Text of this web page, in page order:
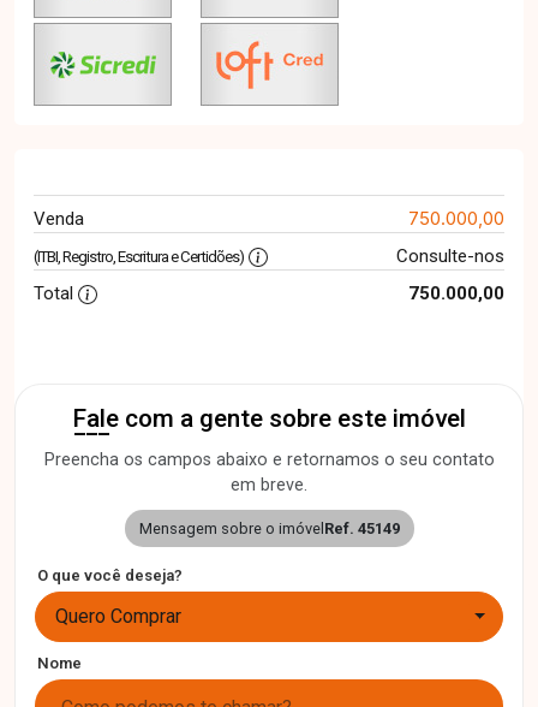
Venda 750.000,00
(ITBI, Registro, Escritura e Certidões)
Consulte-nos
Total
750.000,00
Fale com a gente sobre este imóvel
Preencha os campos abaixo e retornamos o seu contato
em breve.
Mensagem sobre o imóvel Ref. 45149
O que você deseja?
Quero Comprar
Nome